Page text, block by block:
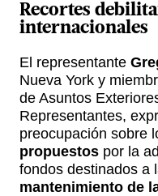
Recortes
internacionales
El representante
Nueva York y
de Asuntos
Representantes,
preocupación sobre
propuestos por la
fondos destinados a
mantenimiento de